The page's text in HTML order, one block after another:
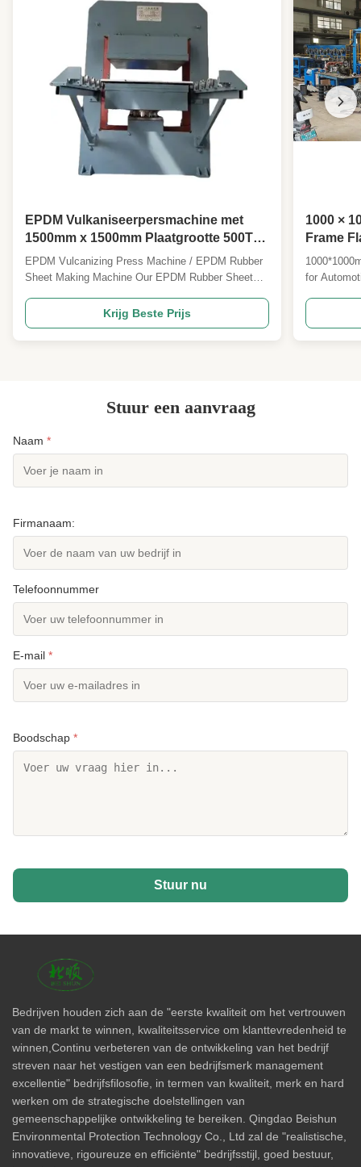
EPDM Vulkaniseerpersmachine met
1500mm x 1500mm Plaatgrootte 500T
Totale Druk en PLC of Handmatige
Automatische Graad
EPDM Vulcanizing Press Machine / EPDM Rubber
Sheet Making Machine Our EPDM Rubber Sheet
line solution for manufacturing high-quality EPDM
sheets used in roofing, pond liners, gaskets, and
automotive seals. This sophisticated system
Krijg Beste Prijs
1000 ×
Frame
PLC-
van 0-
for
and other
forming
Stuur een aanvraag
Naam *
Firmanaam:
Telefoonnummer
E-mail *
Boodschap *
Stuur nu
Bedrijven houden zich aan de "eerste kwaliteit om het vertrouwen
van de markt te winnen, kwaliteitsservice om klanttevredenheid te
winnen,Continu verbeteren van de ontwikkeling van het bedrijf
streven naar het vestigen van een bedrijfsmerk management
excellentie" bedrijfsfilosofie, in termen van kwaliteit, merk en hard
werken om de strategische doelstellingen van
gemeenschappelijke ontwikkeling te bereiken. Qingdao Beishun
Environmental Protection Technology Co., Ltd zal de "realistische,
innovatieve, rigoureuze en efficiënte" bedrijfsstijl, goed bestuur,